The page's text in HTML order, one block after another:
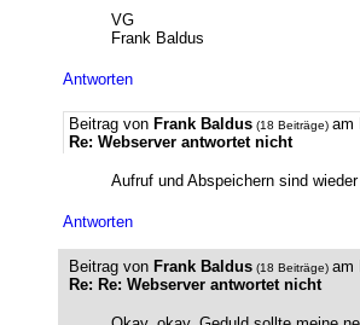
VG
Frank Baldus
Antworten
Beitrag von Frank Baldus (18 Beiträge) am
Re: Webserver antwortet nicht
Aufruf und Abspeichern sind
Antworten
Beitrag von Frank Baldus (18 Beiträge) am
Re: Re: Webserver antwortet nicht